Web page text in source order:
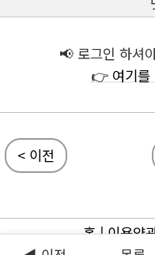
📢 로그인 하셔
👉 여기를
< 이전
홈|이용약